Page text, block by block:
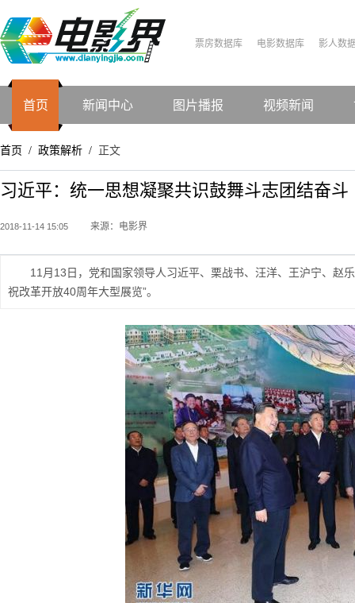
票房数据库 电影数据库 影人数
首页 新闻中心 图片播报 视频新闻
首页 / 政策解析 / 正文
习近平：统一思想凝聚共识鼓舞斗志团结奋斗
2018-11-14 15:05 来源：电影界
11月13日，党和国家领导人习近平、栗战书、汪洋、王沪宁、
祝改革开放40周年大型展览”。